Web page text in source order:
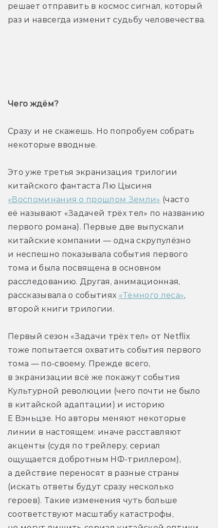
решает отправить в космос сигнал, который
раз и навсегда изменит судьбу человечества.
Чего ждём?
Сразу и не скажешь. Но попробуем собрать
некоторые вводные.
Это уже третья экранизация трилогии
«Воспоминания о прошлом Земли» (часто
её называют «Задачей трёх тел» по названию
первого романа). Первые две выпускали
китайские компании — одна скрупулёзно
и неспешно показывала события первого
тома и была посвящена в основном
расследованию. Другая, анимационная,
рассказывала о событиях «Тёмного леса»,
второй книги трилогии.
Первый сезон «Задачи трёх тел» от Netflix
тоже попытается охватить события первого
тома — по-своему. Прежде всего,
в экранизации всё же покажут события
Культурной революции (чего почти не было
в китайской адаптации) и историю
Е Вэньцзе. Но авторы меняют некоторые
линии в настоящем: иначе расставляют
акценты (судя по трейлеру, сериал
ощущается добротным НФ-триллером),
а действие переносят в разные страны
(искать ответы будут сразу несколько
героев). Такие изменения чуть больше
соответствуют масштабу катастрофы,